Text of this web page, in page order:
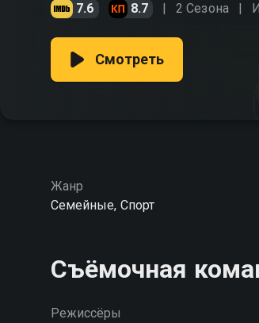
7.6 8.7 2 Сезона
Смотреть
Жанр
Семейные, Спорт
Съёмочная
Режиссёры